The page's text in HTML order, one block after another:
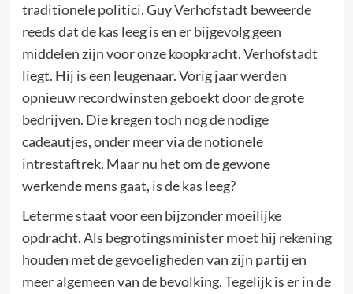
traditionele politici. Guy Verhofstadt beweerde
reeds dat de kas leeg is en er bijgevolg geen
middelen zijn voor onze koopkracht. Verhofstadt
liegt. Hij is een leugenaar. Vorig jaar werden
opnieuw recordwinsten geboekt door de grote
bedrijven. Die kregen toch nog de nodige
cadeautjes, onder meer via de notionele
intrestaftrek. Maar nu het om de gewone
werkende mens gaat, is de kas leeg?
Leterme staat voor een bijzonder moeilijke
opdracht. Als begrotingsminister moet hij rekening
houden met de gevoeligheden van zijn partij en
meer algemeen van de bevolking. Tegelijk is er in de